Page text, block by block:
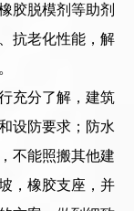
胶脱模剂等助剂
抗老化性能，解
充分了解，建筑
设防要求；防水
不能照搬其他建
，橡胶支座，并